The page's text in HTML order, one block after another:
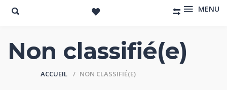
MENU
Non classifié(e)
ACCUEIL NON CLASSIFIÉ(E)